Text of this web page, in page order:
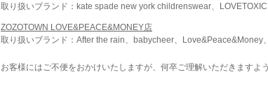
取り扱いブランド：kate spade new york childrenswear、
ZOZOTOWN LOVE&PEACE&MONEY店
取り扱いブランド：After the rain、babycheer、Love&Peace&Money
お客様にはご不便をおかけいたしますが、何卒ご理解いただきますよ